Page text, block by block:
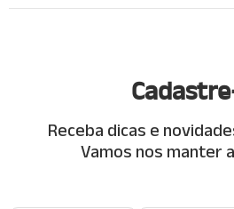
Receba dicas e
Vamos nos manter